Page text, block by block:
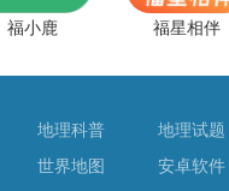
福小鹿 福星相伴
地理科普 地理试题
世界地图 安卓软件